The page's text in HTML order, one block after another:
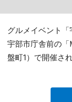
グルメイベント「
宇部市庁舎前の
盤町1）で開催され